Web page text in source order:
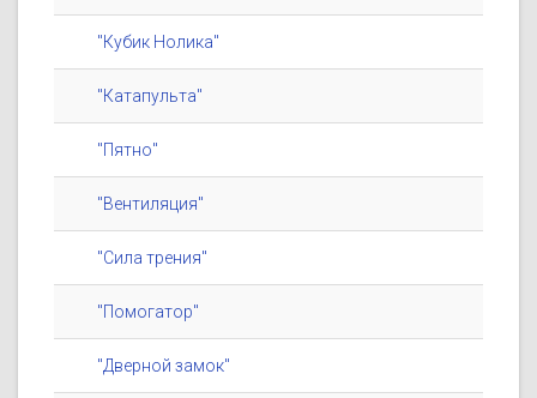
"Кубик Нолика"
"Катапульта"
"Пятно"
"Вентиляция"
"Сила трения"
"Помогатор"
"Дверной замок"